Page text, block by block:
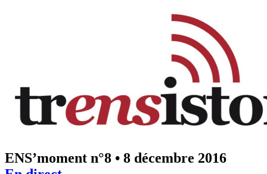
ENS’moment n°8 • 8 décembre 2016